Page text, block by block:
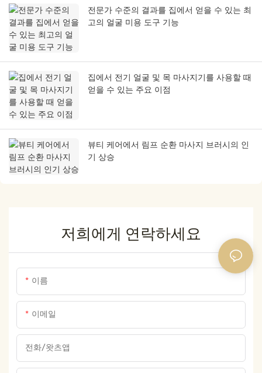
전문가 수준의 결과를 집에서 얻을 수 있는 최
고의 얼굴 미용 도구 기능
집에서 전기 얼굴 및 목 마사지기를 사용할 때
얻을 수 있는 주요 이점
뷰티 케어에서 림프 순환 마사지 브러시의 인
기 상승
저희에게 연락하세요
이름
이메일
전화/왓츠앱